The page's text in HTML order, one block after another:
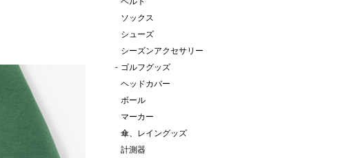
ソックス
シューズ
シーズンアクセサリー
- ゴルフグッズ
ヘッドカバー
ボール
マーカー
傘、レイングッズ
計測器